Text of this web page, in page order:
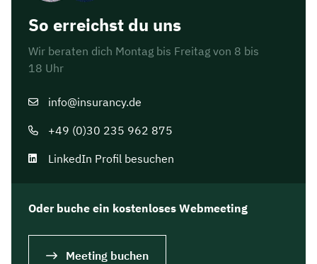
So erreichst du uns
Wir beraten dich Montag bis Freitag von 8 bis
18 Uhr
info@insurancy.de
+49 (0)30 235 962 875
LinkedIn Profil besuchen
Oder buche ein kostenloses Webmeeting
Meeting buchen